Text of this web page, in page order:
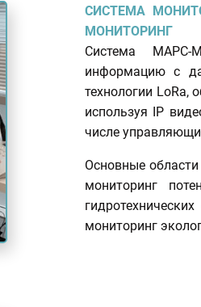
СИСТЕМА
МОНИТОРИНГ
Система МАРС-
информацию с
технологии LoRa,
используя IP
числе
Основные
мониторинг
мониторинг